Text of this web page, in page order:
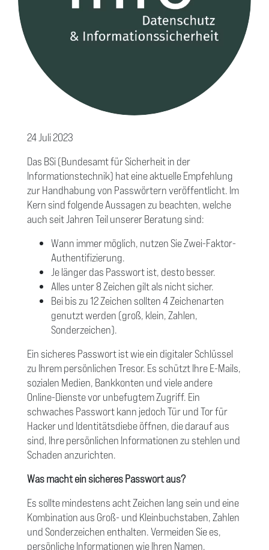
24 Juli 2023
Das BSi (Bundesamt für Sicherheit in der
Informationstechnik) hat eine aktuelle Empfehlung
zur Handhabung von Passwörtern veröffentlicht. Im
Kern sind folgende Aussagen zu beachten, welche
auch seit Jahren Teil unserer Beratung sind:
Wann immer möglich, nutzen Sie Zwei-Faktor-
Authentifizierung.
Je länger das Passwort ist, desto besser.
Alles unter 8 Zeichen gilt als nicht sicher.
Bei bis zu 12 Zeichen sollten 4 Zeichenarten
genutzt werden (groß, klein, Zahlen,
Sonderzeichen).
Ein sicheres Passwort ist wie ein digitaler Schlüssel
zu Ihrem persönlichen Tresor. Es schützt Ihre E-Mails,
sozialen Medien, Bankkonten und viele andere
Online-Dienste vor unbefugtem Zugriff. Ein
schwaches Passwort kann jedoch Tür und Tor für
Hacker und Identitätsdiebe öffnen, die darauf aus
sind, Ihre persönlichen Informationen zu stehlen und
Schaden anzurichten.
Was macht ein sicheres Passwort aus?
Es sollte mindestens acht Zeichen lang sein und eine
Kombination aus Groß- und Kleinbuchstaben, Zahlen
und Sonderzeichen enthalten. Vermeiden Sie es,
persönliche Informationen wie Ihren Namen,